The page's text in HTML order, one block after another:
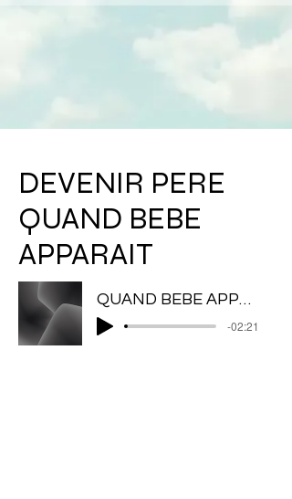
DEVENIR PERE
QUAND BEBE
APPARAIT
QUAND BEBE APPARAIT
-02:21